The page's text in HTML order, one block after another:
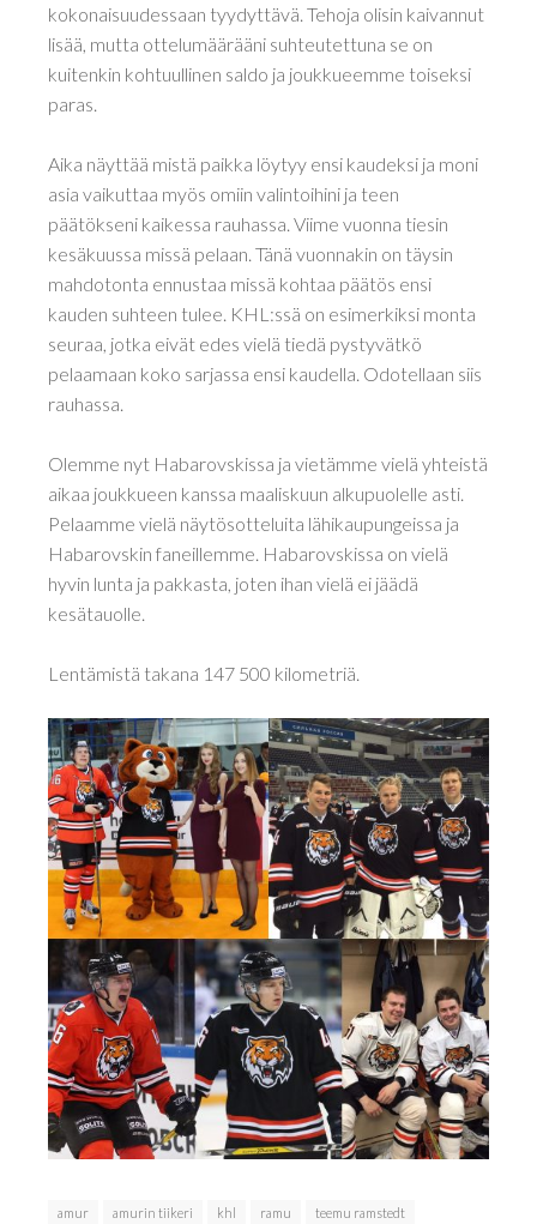
kokonaisuudessaan tyydyttävä. Tehoja olisin kaivannut
lisää, mutta ottelumäärääni suhteutettuna se on
kuitenkin kohtuullinen saldo ja joukkueemme toiseksi
paras.
Aika näyttää mistä paikka löytyy ensi kaudeksi ja moni
asia vaikuttaa myös omiin valintoihini ja teen
päätökseni kaikessa rauhassa. Viime vuonna tiesin
kesäkuussa missä pelaan. Tänä vuonnakin on täysin
mahdotonta ennustaa missä kohtaa päätös ensi
kauden suhteen tulee. KHL:ssä on esimerkiksi monta
seuraa, jotka eivät edes vielä tiedä pystyvätkö
pelaamaan koko sarjassa ensi kaudella. Odotellaan siis
rauhassa.
Olemme nyt Habarovskissa ja vietämme vielä yhteistä
aikaa joukkueen kanssa maaliskuun alkupuolelle asti.
Pelaamme vielä näytösotteluita lähikaupungeissa ja
Habarovskin faneillemme. Habarovskissa on vielä
hyvin lunta ja pakkasta, joten ihan vielä ei jäädä
kesätauolle.
Lentämistä takana 147 500 kilometriä.
amur amurin tiikeri khl ramu teemu ramstedt